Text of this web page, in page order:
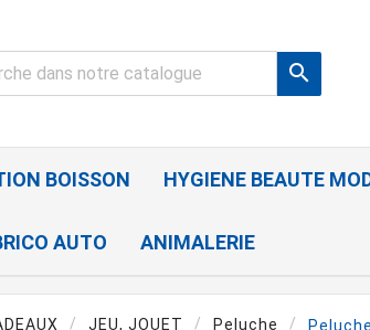

BOISSON HYGIENE BEAUTE
AUTO ANIMALERIE
JEU, JOUET Peluche